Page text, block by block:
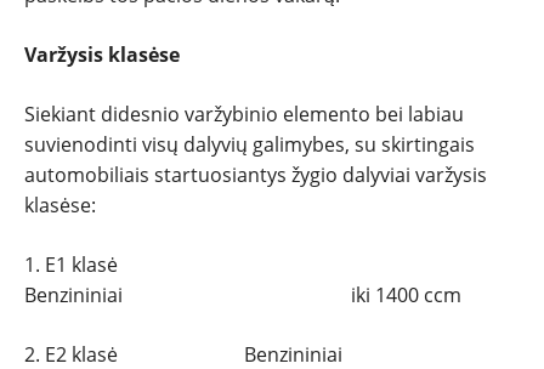
Varžysis klasėse
Siekiant didesnio varžybinio elemento bei labiau
suvienodinti visų dalyvių galimybes, su skirtingais
automobiliais startuosiantys žygio dalyviai varžysis
klasėse:
1. E1 klasė
Benzininiai iki 1400 ccm
2. E2 klasė Benzininiai